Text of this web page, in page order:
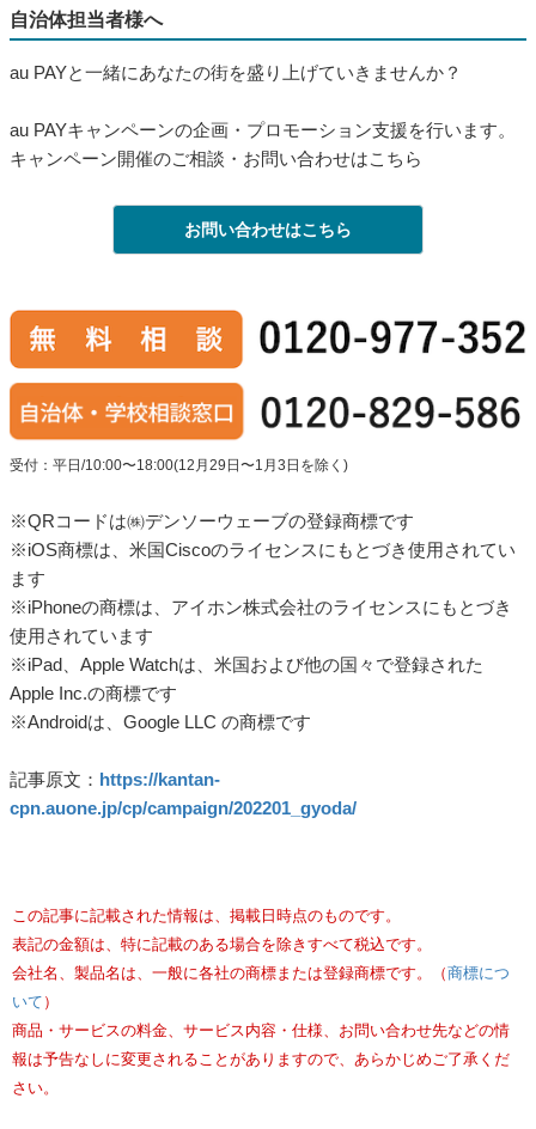
自治体担当者様へ
au PAYと一緒にあなたの街を盛り上げていきませんか？
au PAYキャンペーンの企画・プロモーション支援を行います。
キャンペーン開催のご相談・お問い合わせはこちら
お問い合わせはこちら
受付：平日/10:00〜18:00(12月29日〜1月3日を除く)
※QRコードは㈱デンソーウェーブの登録商標です
※iOS商標は、米国Ciscoのライセンスにもとづき使用されてい
ます
※iPhoneの商標は、アイホン株式会社のライセンスにもとづき
使用されています
※iPad、Apple Watchは、米国および他の国々で登録された
Apple Inc.の商標です
※Androidは、Google LLC の商標です
記事原文： https://kantan-
cpn.auone.jp/cp/campaign/202201_gyoda/
この記事に記載された情報は、掲載日時点のものです。
表記の金額は、特に記載のある場合を除きすべて税込です。
会社名、製品名は、一般に各社の商標または登録商標です。（ 商標につ
いて ）
商品・サービスの料金、サービス内容・仕様、お問い合わせ先などの情
報は予告なしに変更されることがありますので、あらかじめご了承くだ
さい。